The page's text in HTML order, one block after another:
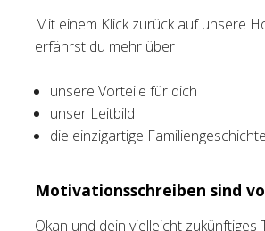
Mit einem Klick zurück auf unsere
erfährst du mehr über
unsere Vorteile für dich
unser Leitbild
die einzigartige Familiengeschichte
Motivationsschreiben sind
Okan und dein vielleicht zukünftiges